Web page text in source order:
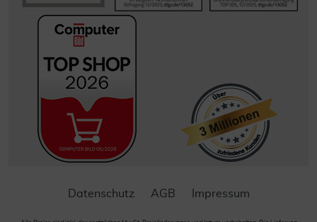
Datenschutz AGB Impressum